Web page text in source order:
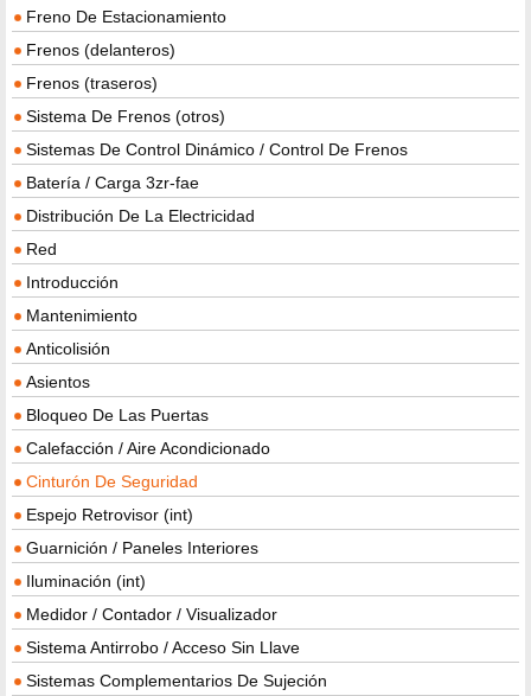
Freno De Estacionamiento
Frenos (delanteros)
Frenos (traseros)
Sistema De Frenos (otros)
Sistemas De Control Dinámico / Control De Frenos
Batería / Carga 3zr-fae
Distribución De La Electricidad
Red
Introducción
Mantenimiento
Anticolisión
Asientos
Bloqueo De Las Puertas
Calefacción / Aire Acondicionado
Cinturón De Seguridad
Espejo Retrovisor (int)
Guarnición / Paneles Interiores
Iluminación (int)
Medidor / Contador / Visualizador
Sistema Antirrobo / Acceso Sin Llave
Sistemas Complementarios De Sujeción